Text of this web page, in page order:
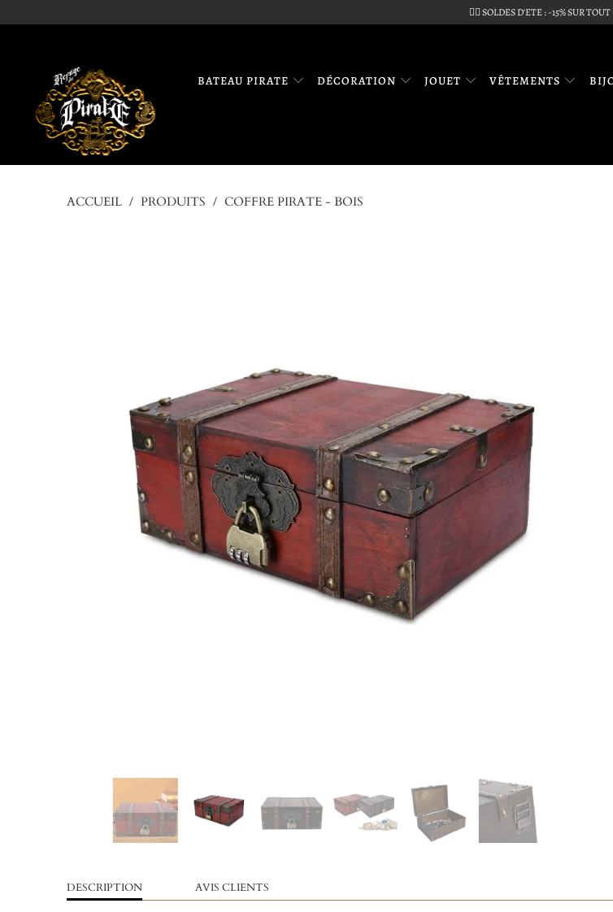
🏴‍☠️ SOLDES D'ETE : -15% SUR TOUT
BATEAU PIRATE DÉCORATION JOUET VÊTEMENTS
ACCUEIL / PRODUITS / COFFRE PIRATE - BOIS
DESCRIPTION AVIS CLIENTS